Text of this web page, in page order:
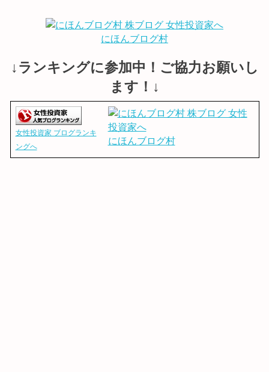
にほんブログ村
↓ランキングに参加中！ご協力お願いし
ます！↓
女性投資家 ブログランキ
ングへ
にほんブログ村